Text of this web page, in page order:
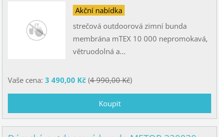
Akční nabídka
strečová outdoorová zimní bunda
membrána mTEX 10 000 nepromokavá,
větruodolná a...
Vaše cena: 3 490,00 Kč(4 990,00 Kč)